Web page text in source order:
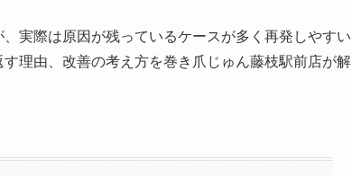
実際は原因が残っているケースが多く再発しやすい
理由、改善の考え方を巻き爪じゅん藤枝駅前店が解